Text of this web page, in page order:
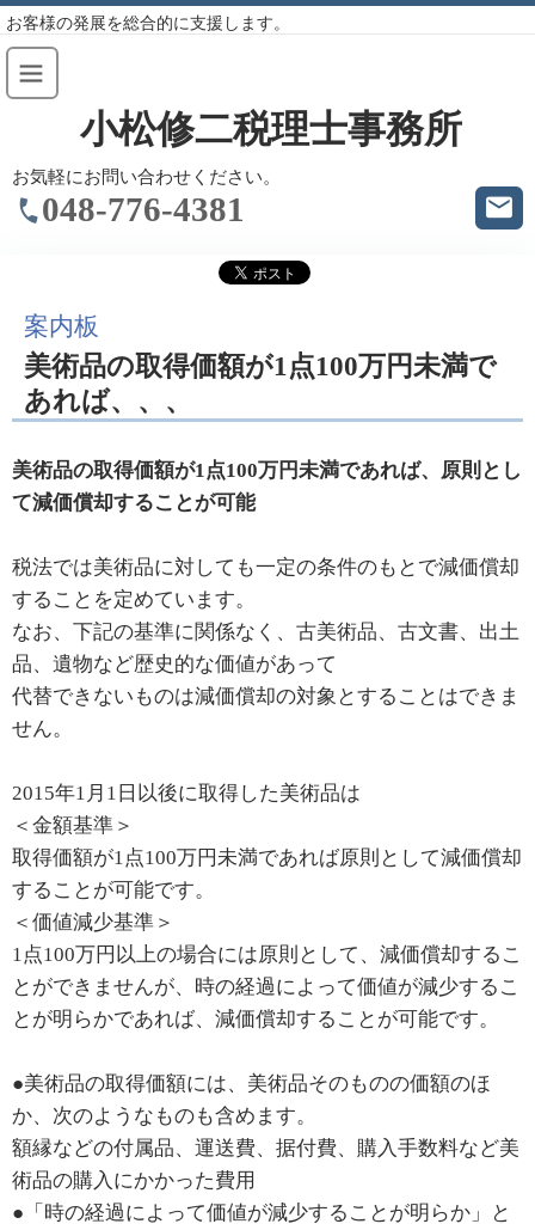
お客様の発展を総合的に支援します。
小松修二税理士事務所
お気軽にお問い合わせください。
048-776-4381
案内板
美術品の取得価額が1点100万円未満で
あれば、、、
美術品の取得価額が1点100万円未満であれば、原則とし
て減価償却することが可能
税法では美術品に対しても一定の条件のもとで減価償却
することを定めています。
なお、下記の基準に関係なく、古美術品、古文書、出土
品、遺物など歴史的な価値があって
代替できないものは減価償却の対象とすることはできま
せん。
2015年1月1日以後に取得した美術品は
＜金額基準＞
取得価額が1点100万円未満であれば原則として減価償却
することが可能です。
＜価値減少基準＞
1点100万円以上の場合には原則として、減価償却するこ
とができませんが、時の経過によって価値が減少するこ
とが明らかであれば、減価償却することが可能です。
●美術品の取得価額には、美術品そのものの価額のほ
か、次のようなものも含めます。
額縁などの付属品、運送費、据付費、購入手数料など美
術品の購入にかかった費用
●「時の経過によって価値が減少することが明らか」と